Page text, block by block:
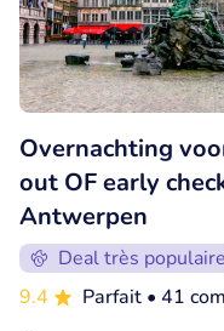
Overnachting
out OF early
Antwerpen
Deal très populaire
9.4
Parfait • 41